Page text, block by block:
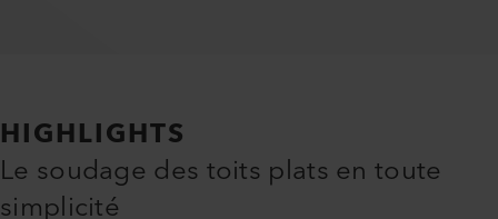
HIGHLIGHTS
Le soudage des toits plats en toute
simplicité